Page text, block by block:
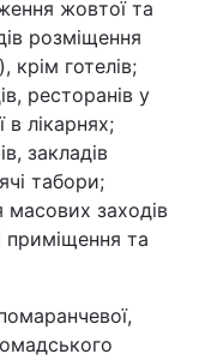
жовтої та
розміщення
крім готелів;
ресторанів у
в лікарнях;
закладів
табори;
заходів
та